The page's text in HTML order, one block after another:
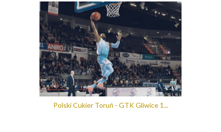
Polski Cukier Toruń - GTK Gliwice 1...